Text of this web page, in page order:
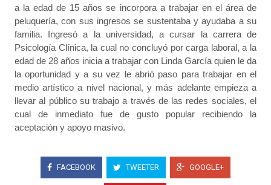
a la edad de 15 años se incorpora a trabajar en el área de
peluquería, con sus ingresos se sustentaba y ayudaba a su
familia. Ingresó a la universidad, a cursar la carrera de
Psicología Clínica, la cual no concluyó por carga laboral, a la
edad de 28 años inicia a trabajar con Linda García quien le da
la oportunidad y a su vez le abrió paso para trabajar en el
medio artístico a nivel nacional, y más adelante empieza a
llevar al público su trabajo a través de las redes sociales, el
cual de inmediato fue de gusto popular recibiendo la
aceptación y apoyo masivo.
FACEBOOK TWEETER GOOGLE+